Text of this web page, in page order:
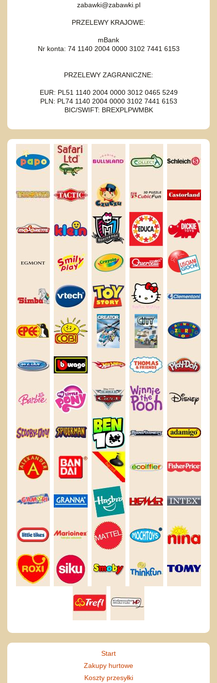
zabawki@zabawki.pl
PRZELEWY KRAJOWE:
mBank
Nr konta: 74 1140 2004 0000 3102 7441 6153
PRZELEWY ZAGRANICZNE:
EUR: PL51 1140 2004 0000 3012 0465 5249
PLN: PL74 1140 2004 0000 3102 7441 6153
BIC/SWIFT: BREXPLPWMBK
Start
Zakupy hurtowe
Koszty przesyłki